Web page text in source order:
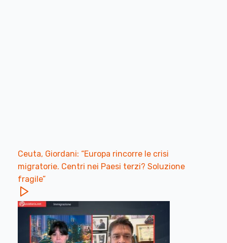
Ceuta, Giordani: “Europa rincorre le crisi
migratorie. Centri nei Paesi terzi? Soluzione
fragile”